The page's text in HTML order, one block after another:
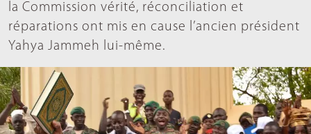
la Commission vérité, réconciliation et
réparations ont mis en cause l’ancien président
Yahya Jammeh lui-même.